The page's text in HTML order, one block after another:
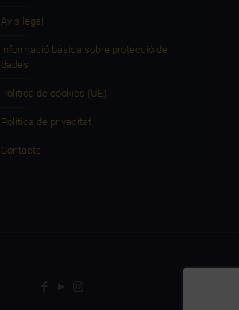
Avís legal
Informació bàsica sobre protecció de
dades
Política de cookies (UE)
Política de privacitat
Contacte